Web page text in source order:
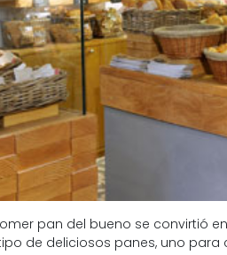
pan del bueno se convirtió
de deliciosos panes, uno para